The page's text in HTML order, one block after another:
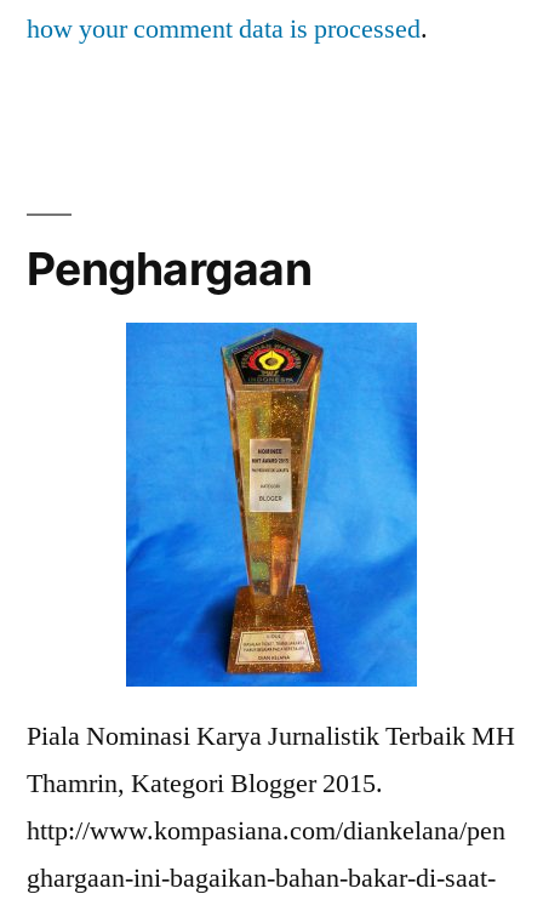
how your comment data is processed.
Penghargaan
Piala Nominasi Karya Jurnalistik Terbaik MH
Thamrin, Kategori Blogger 2015.
http://www.kompasiana.com/diankelana/pen
ghargaan-ini-bagaikan-bahan-bakar-di-saat-